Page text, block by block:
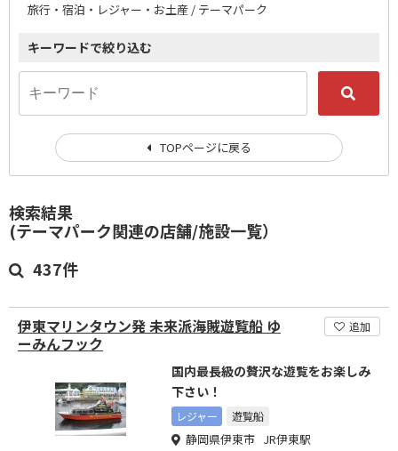
検索結果
(テーマパーク関連の店舗/施設一覧）
437件
伊東マリンタウン発 未来派海賊遊覧船 ゆ
ーみんフック
追加
国内最長級の贅沢な遊覧をお楽しみ
下さい！
レジャー 遊覧船
静岡県伊東市 JR伊東駅
旅行・宿泊・レジャー・お土産 / テーマパーク
キーワードで絞り込む
TOPページに戻る